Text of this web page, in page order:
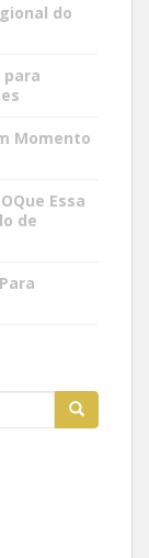
do
para
Momento
Essa
de